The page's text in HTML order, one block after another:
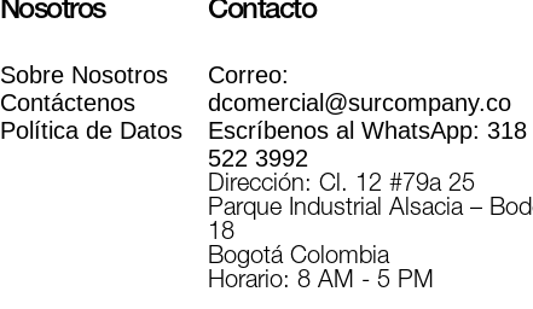
Nosotros
Sobre Nosotros
Contáctenos
Política de Datos
Contacto
Correo:
dcomercial@surcompany.co
Escríbenos al WhatsApp: 318
522 3992
Dirección: Cl. 12 #79a 25
Parque Industrial Alsacia –
18
Bogotá Colombia
Horario: 8 AM - 5 PM